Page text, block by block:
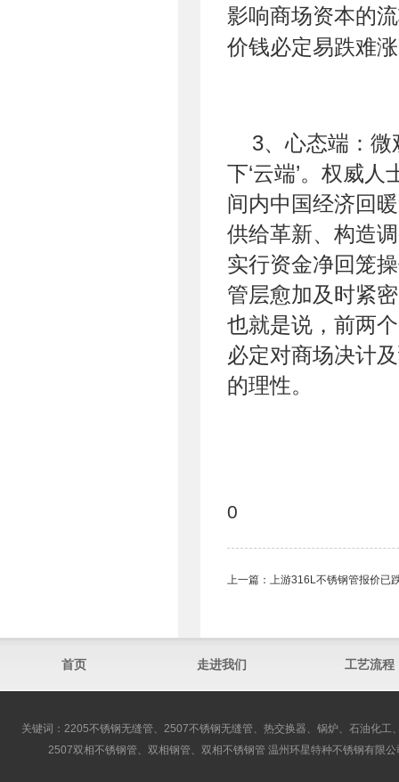
影响商场资本的
价钱必定易跌难
3、心态端：
下‘云端’。权威
间内中国经济回
供给革新、构造
实行资金净回笼
管层愈加及时紧
也就是说，前两
必定对商场决计
的理性。
0
上一篇： 上游316L不锈钢管报价已
首页 走进我们 工艺流程
关键词：2205不锈钢无缝管、2507不锈钢无缝管、热交换器、锅炉、石油化
2507双相不锈钢管、双相钢管、双相不锈钢管 温州环星特种不锈钢有限